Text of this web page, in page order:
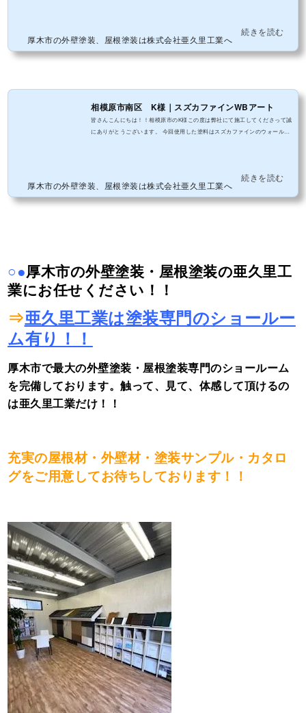
続きを読む
厚木市の外壁塗装、屋根塗装は株式会社亜久里工業へ
相模原市南区 K様｜スズカファインWBアート
皆さんこんにちは！！相模原市のK様この度は弊社にて施工してくださって誠
にありがとうございます。 今回使用した塗料はスズカファインのウォールバ
続きを読む
厚木市の外壁塗装、屋根塗装は株式会社亜久里工業へ
○●厚木市の外壁塗装・屋根塗装の亜久里工
業にお任せください！！
⇒亜久里工業は塗装専門のショールー
ム有り！！
厚木市で最大の外壁塗装・屋根塗装専門のショールーム
を完備しております。触って、見て、体感して頂けるの
は亜久里工業だけ！！
充実の屋根材・外壁材・塗装サンプル・カタロ
グをご用意してお待ちしております！！